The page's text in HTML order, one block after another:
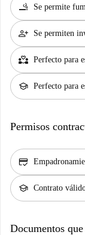
smoking_rooms Se permite
person_add Se permiten
partner_heart Perfecto para
school Perfecto para
Permisos
credit_score
school Contrato
Documentos